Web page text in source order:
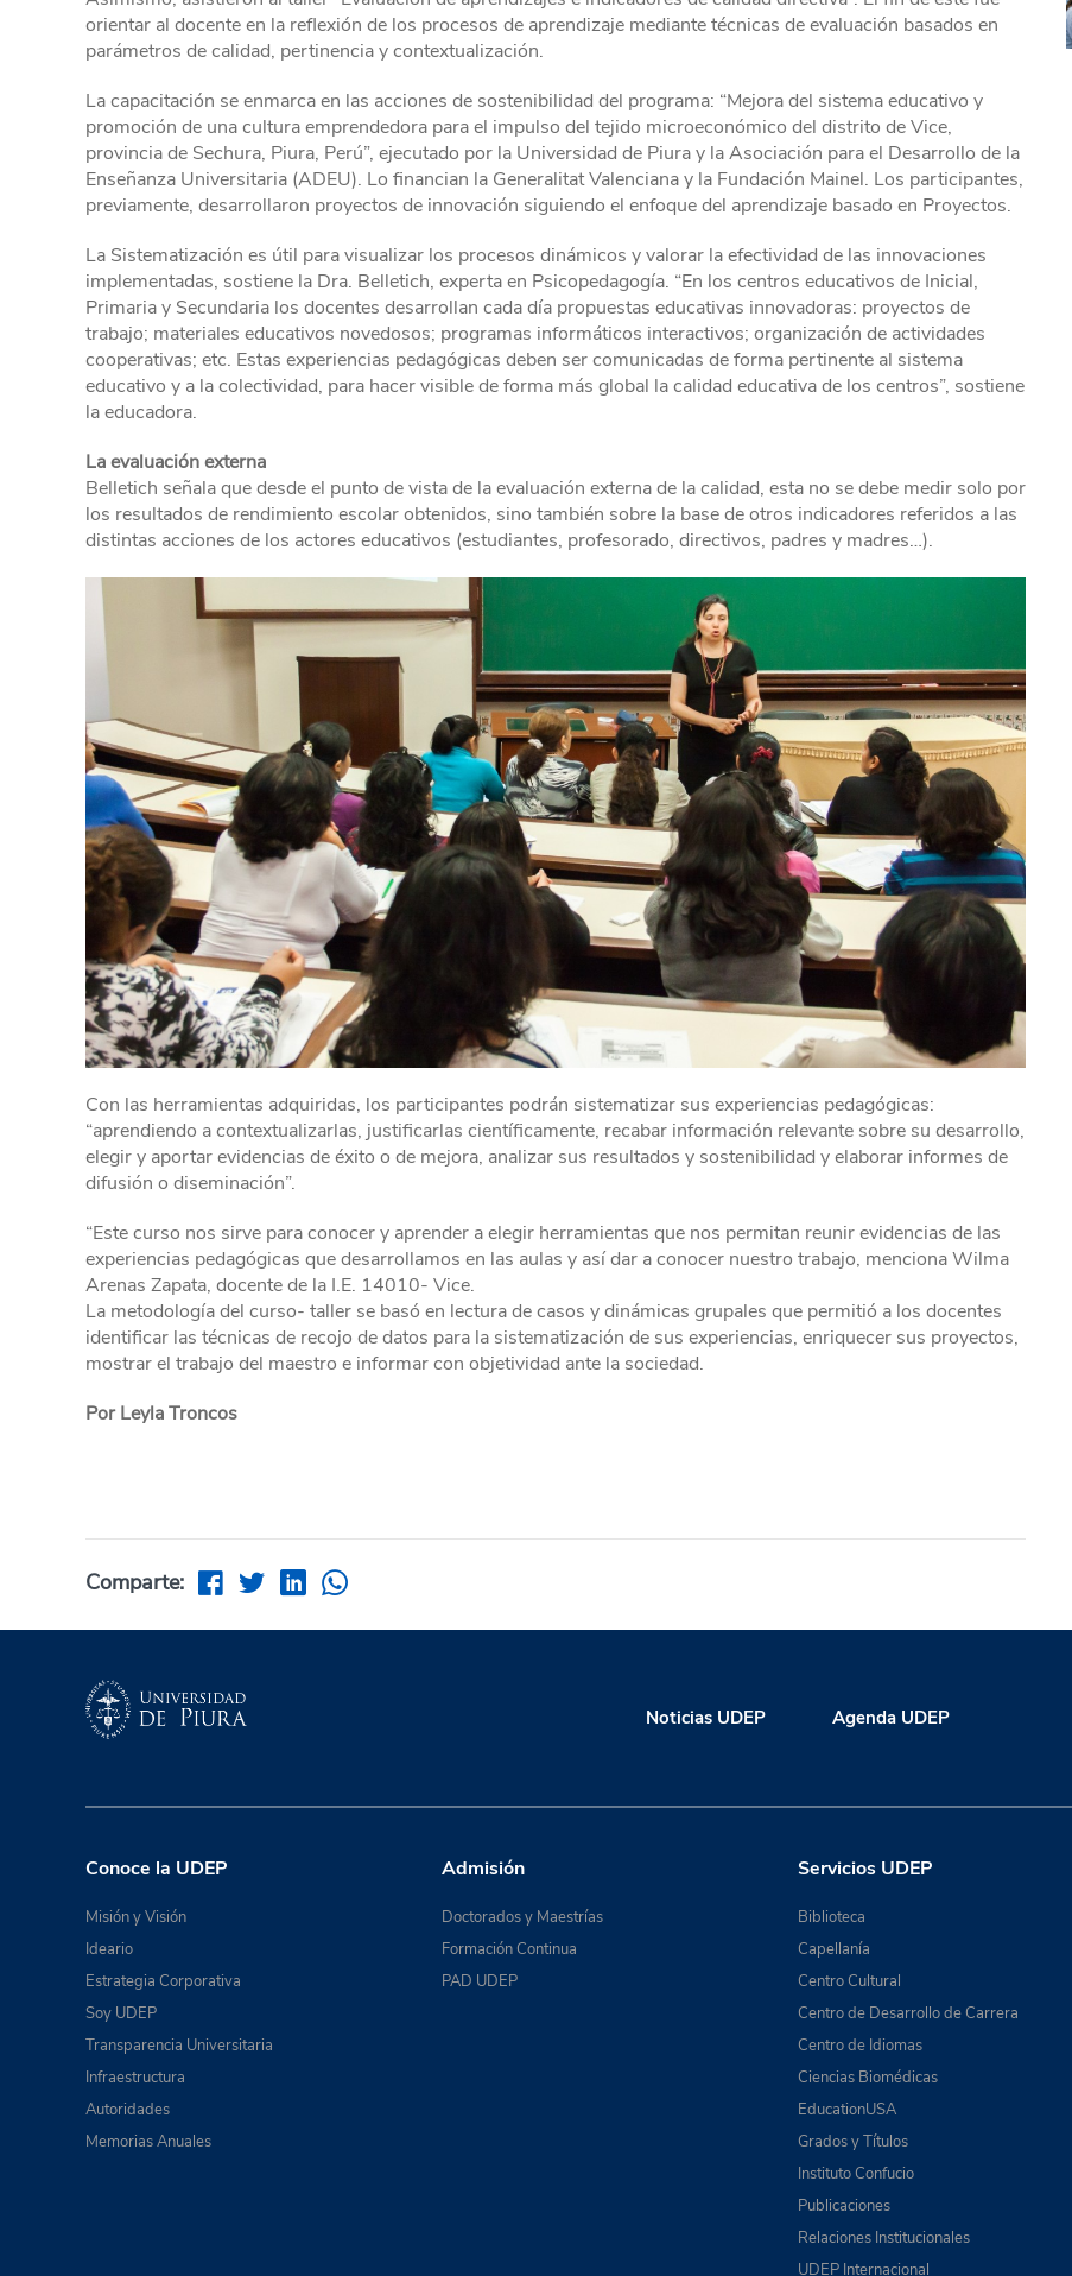
orientar al docente en la reflexión de los procesos de aprendizaje mediante técnicas de evaluación basados en
parámetros de calidad, pertinencia y contextualización.
La capacitación se enmarca en las acciones de sostenibilidad del programa: “Mejora del sistema educativo y
promoción de una cultura emprendedora para el impulso del tejido microeconómico del distrito de Vice,
provincia de Sechura, Piura, Perú”, ejecutado por la Universidad de Piura y la Asociación para el Desarrollo de la
Enseñanza Universitaria (ADEU). Lo financian la Generalitat Valenciana y la Fundación Mainel. Los participantes,
previamente, desarrollaron proyectos de innovación siguiendo el enfoque del aprendizaje basado en Proyectos.
La Sistematización es útil para visualizar los procesos dinámicos y valorar la efectividad de las innovaciones
implementadas, sostiene la Dra. Belletich, experta en Psicopedagogía. “En los centros educativos de Inicial,
Primaria y Secundaria los docentes desarrollan cada día propuestas educativas innovadoras: proyectos de
trabajo; materiales educativos novedosos; programas informáticos interactivos; organización de actividades
cooperativas; etc. Estas experiencias pedagógicas deben ser comunicadas de forma pertinente al sistema
educativo y a la colectividad, para hacer visible de forma más global la calidad educativa de los centros”, sostiene
la educadora.
La evaluación externa
Belletich señala que desde el punto de vista de la evaluación externa de la calidad, esta no se debe medir solo por
los resultados de rendimiento escolar obtenidos, sino también sobre la base de otros indicadores referidos a las
distintas acciones de los actores educativos (estudiantes, profesorado, directivos, padres y madres…).
Con las herramientas adquiridas, los participantes podrán sistematizar sus experiencias pedagógicas:
“aprendiendo a contextualizarlas, justificarlas científicamente, recabar información relevante sobre su desarrollo,
elegir y aportar evidencias de éxito o de mejora, analizar sus resultados y sostenibilidad y elaborar informes de
difusión o diseminación”.
“Este curso nos sirve para conocer y aprender a elegir herramientas que nos permitan reunir evidencias de las
experiencias pedagógicas que desarrollamos en las aulas y así dar a conocer nuestro trabajo, menciona Wilma
Arenas Zapata, docente de la I.E. 14010- Vice.
La metodología del curso- taller se basó en lectura de casos y dinámicas grupales que permitió a los docentes
identificar las técnicas de recojo de datos para la sistematización de sus experiencias, enriquecer sus proyectos,
mostrar el trabajo del maestro e informar con objetividad ante la sociedad.
Por Leyla Troncos
Comparte:
Noticias UDEP Agenda UDEP
Conoce la UDEP
Misión y Visión
Ideario
Estrategia Corporativa
Soy UDEP
Transparencia Universitaria
Infraestructura
Autoridades
Memorias Anuales
Admisión
Doctorados y Maestrías
Formación Continua
PAD UDEP
Servicios UDEP
Biblioteca
Capellanía
Centro Cultural
Centro de Desarrollo de Carrera
Centro de Idiomas
Ciencias Biomédicas
EducationUSA
Grados y Títulos
Instituto Confucio
Publicaciones
Relaciones Institucionales
UDEP Internacional